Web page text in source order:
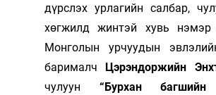
дүрслэх урлагийн салбар,
хөгжилд жинтэй хувь нэмэр
Монголын урчуудын
барималч Цэрэндоржийн
чулуун “Бурхан